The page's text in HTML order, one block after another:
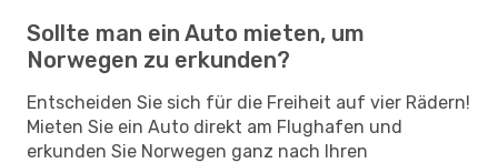
Sollte man ein Auto mieten, um
Norwegen zu erkunden?
Entscheiden Sie sich für die Freiheit auf vier Rädern!
Mieten Sie ein Auto direkt am Flughafen und
erkunden Sie Norwegen ganz nach Ihren